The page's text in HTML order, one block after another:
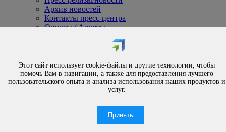
Архив новостей
Контакты пресс-центра
Опросы / Анкеты
Обращения
Порядок рассмотрения обращений
Личный приём
Электронные обращения
Часто задаваемые вопросы
Этот сайт использует cookie-файлы и другие технологии, чтобы
помочь Вам в навигации, а также для предоставления лучшего
пользовательского опыта и анализа использования наших продуктов и
услуг.
Принять